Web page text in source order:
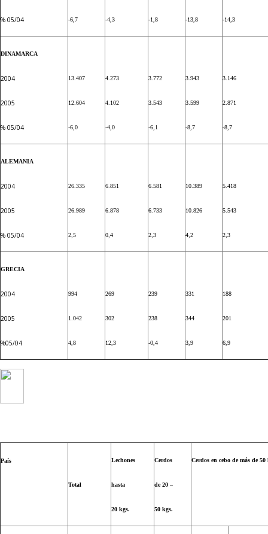
% 05/04 -6,7 -4,3 -1,8 -13,8 -14,3
DINAMARCA
2004
2005
% 05/04
13.407
12.604
-6,0
4.273
4.102
-4,0
3.772
3.543
-6,1
3.943
3.599
-8,7
3.146
2.871
-8,7
ALEMANIA
2004
2005
% 05/04
26.335
26.989
2,5
6.851
6.878
0,4
6.581
6.733
2,3
10.389
10.826
4,2
5.418
5.543
2,3
GRECIA
2004
2005
%05/04
994
1.042
4,8
269
302
12,3
239
238
-0,4
331
344
3,9
188
201
6,9
País
Total
Lechones
hasta
20 kgs.
Cerdos
de 20 –
50 kgs.
Cerdos en cebo de más de 50